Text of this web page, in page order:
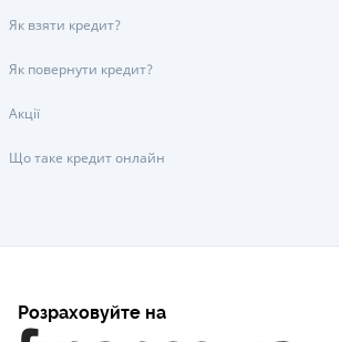
Як взяти кредит?
Як повернути кредит?
Акції
Що таке кредит онлайн
Розраховуйте на